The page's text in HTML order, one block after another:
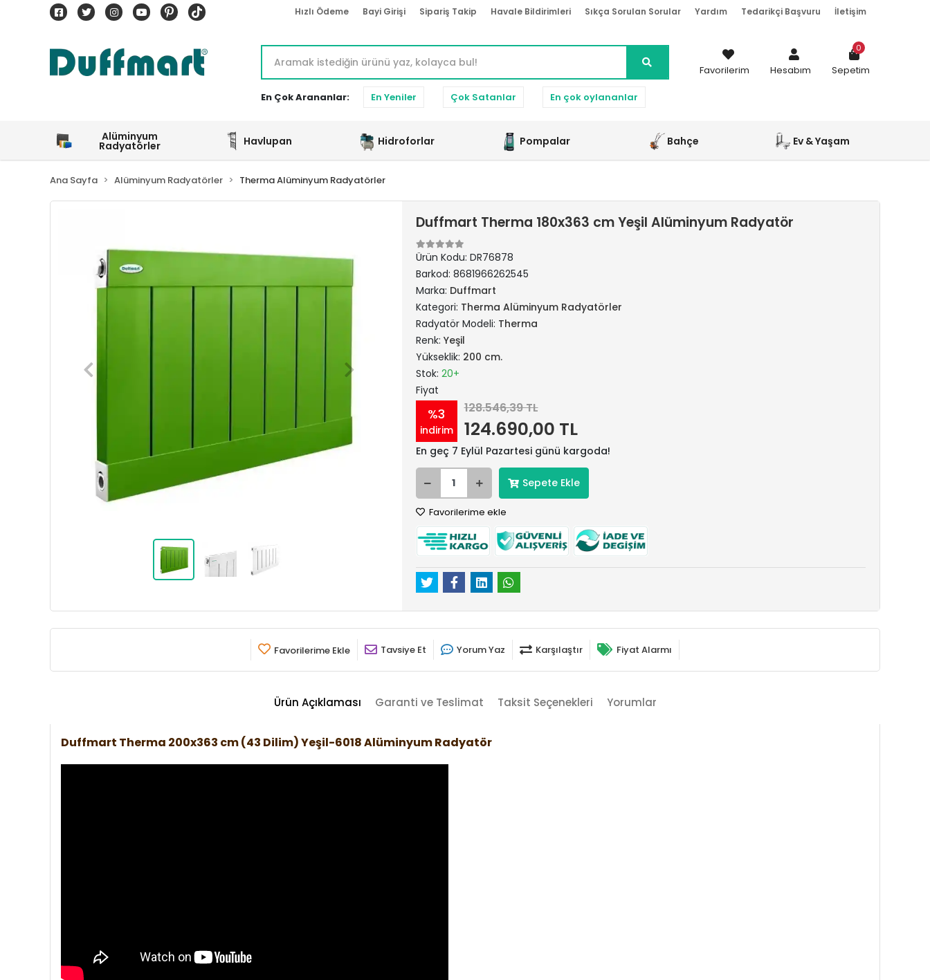
Hızlı Ödeme Bayi Girişi Sipariş Takip Havale Bildirimleri Sıkça Sorulan Sorular Yardım Tedarikçi Başvuru İletişim
En Çok Arananlar: En Yeniler Çok Satanlar En çok oylananlar
Favorilerim Hesabım Sepetim
0
Alüminyum
Radyatörler Havlupan Hidroforlar Pompalar Bahçe Ev & Yaşam
Ana Sayfa Alüminyum Radyatörler Therma Alüminyum Radyatörler
Duffmart Therma 180x363 cm Yeşil Alüminyum Radyatör
Ürün Kodu: DR76878
Barkod: 8681966262545
Marka: Duffmart
Kategori: Therma Alüminyum Radyatörler
Radyatör Modeli: Therma
Renk: Yeşil
Yükseklik: 200 cm.
Stok: 20+
Fiyat
%3
indirim
128.546,39 TL
124.690,00 TL
En geç 7 Eylül Pazartesi günü kargoda!
Sepete Ekle
Favorilerime ekle
Favorilerime Ekle Tavsiye Et Yorum Yaz Karşılaştır Fiyat Alarmı
Ürün Açıklaması Garanti ve Teslimat Taksit Seçenekleri Yorumlar
Duffmart Therma 200x363 cm (43 Dilim) Yeşil-6018 Alüminyum Radyatör